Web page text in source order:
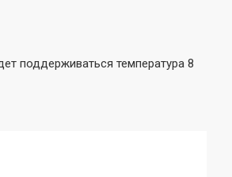
поддерживаться температура 8